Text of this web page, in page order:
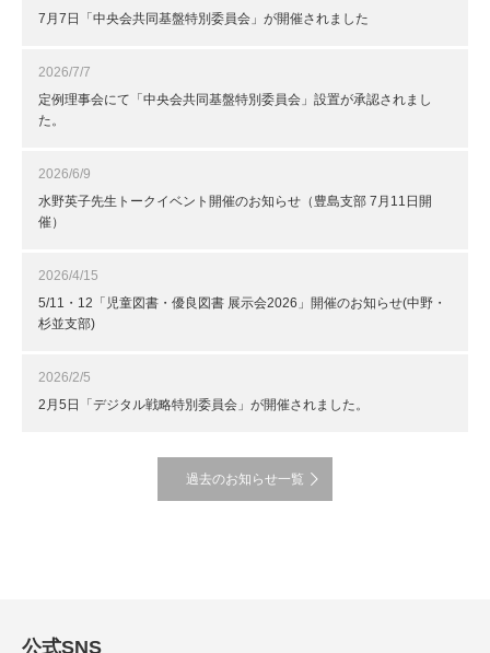
7月7日「中央会共同基盤特別委員会」が開催されました
2026/7/7
定例理事会にて「中央会共同基盤特別委員会」設置が承認されまし
た。
2026/6/9
水野英子先生トークイベント開催のお知らせ（豊島支部 7月11日開
催）
2026/4/15
5/11・12「児童図書・優良図書 展示会2026」開催のお知らせ(中野・
杉並支部)
2026/2/5
2月5日「デジタル戦略特別委員会」が開催されました。
過去のお知らせ一覧
公式SNS